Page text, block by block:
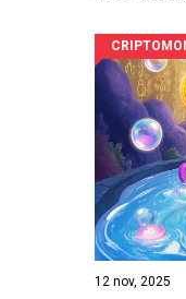
12 nov, 2025